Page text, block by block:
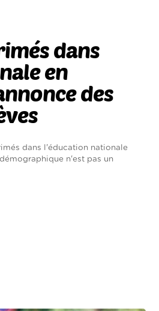
dans
en
des
dans l'éducation nationale
n'est pas un